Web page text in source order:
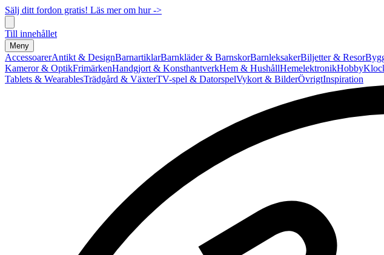
Sälj ditt fordon gratis! Läs mer om hur ->
Till innehållet
Meny
AccessoarerAntikt & DesignBarnartiklarBarnkläder & BarnskorBarnleksakerBiljetter & Resor
Kameror & OptikFrimärkenHandgjort & KonsthantverkHem & HushållHemelektronikHobby
Tablets & WearablesTrädgård & VäxterTV-spel & DatorspelVykort & BilderÖvrigtInspiration